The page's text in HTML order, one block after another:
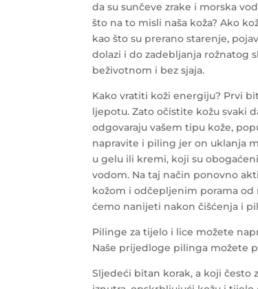
da su sunčeve zrake i morska
što na to misli naša koža? Ako
kao što su prerano starenje,
dolazi i do zadebljanja rožnatog
beživotnom i bez sjaja.
Kako vratiti koži energiju? Prvi
ljepotu. Zato očistite kožu svaki
odgovaraju vašem tipu kože,
napravite i piling jer on uklanja
u gelu ili kremi, koji su
vodom. Na taj način ponovno
kožom i odčepljenim porama
ćemo nanijeti nakon čišćenja i
Pilinge za tijelo i lice možete
Naše prijedloge pilinga možete
Sljedeći bitan korak, a koji često